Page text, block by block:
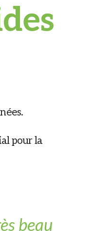
pour la
beau